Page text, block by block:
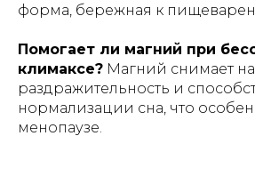
форма, бережная к
Помогает ли магний при
климаксе? Магний снимает
раздражительность и
нормализации сна, что
менопаузе.